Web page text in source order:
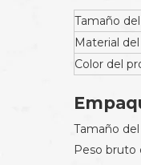
Tamaño
Material
Color del
Tamaño
Peso bruto